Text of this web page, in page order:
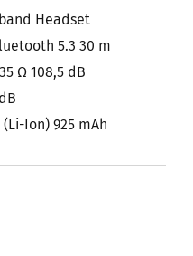
Headset
5.3 30 m
Ω 108,5 dB
Ion) 925 mAh